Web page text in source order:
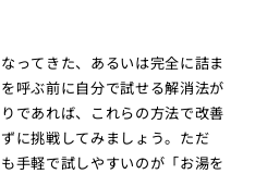
ってきた、あるいは完全に詰ま
呼ぶ前に自分で試せる解消法が
であれば、これらの方法で改善
に挑戦してみましょう。ただ
手軽で試しやすいのが「お湯を